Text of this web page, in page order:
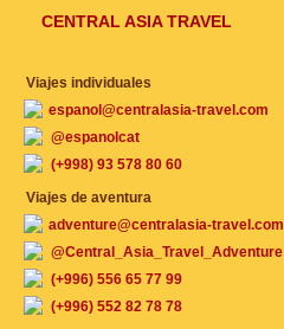
CENTRAL ASIA TRAVEL
Viajes individuales
espanol@centralasia-travel.com
@espanolcat
(+998) 93 578 80 60
Viajes de aventura
adventure@centralasia-travel.com
@Central_Asia_Travel_Adventure
(+996) 556 65 77 99
(+996) 552 82 78 78